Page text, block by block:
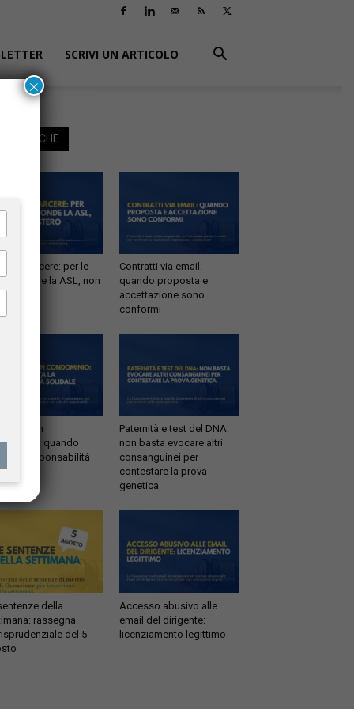
SCRIVI UN ARTICOLO
ANCHE
in carcere: per le
risponde la ASL, non
Contratti via email:
quando proposta e
accettazione sono
conformi
in
quando
la responsabilità
Paternità e test del DNA:
non basta evocare altri
consanguinei per
contestare la prova
genetica
della
rassegna
del 5
Accesso abusivo alle
email del dirigente:
licenziamento legittimo
×